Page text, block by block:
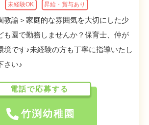
未経験OK 昇給・賞与あり
教諭＞家庭的な雰囲気を大切にした少
も園で勤務しませんか？保育士、仲が
境です♪未経験の方も丁寧に指導いたし
さい♪
電話で応募する
竹渕幼稚園